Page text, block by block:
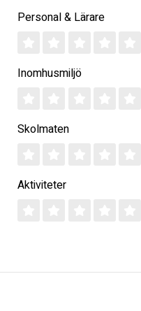
Personal & Lärare
Inomhusmiljö
Skolmaten
Aktiviteter